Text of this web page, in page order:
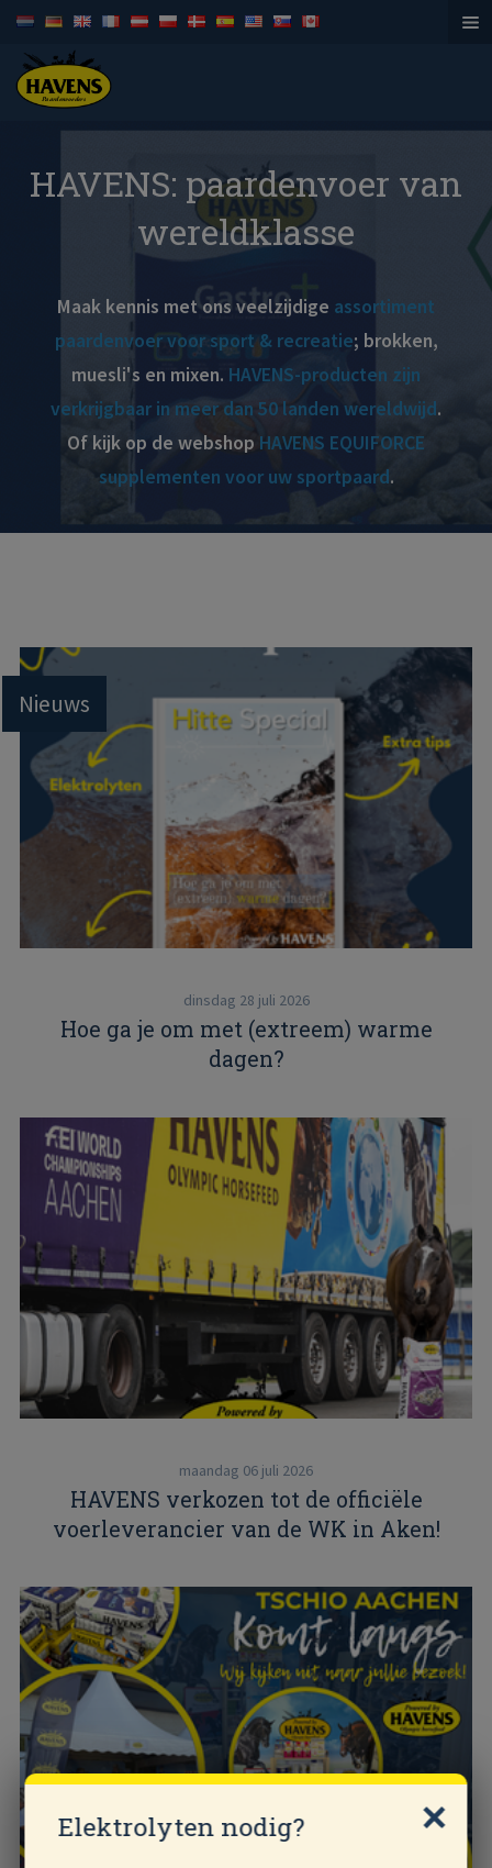
Paardenvoeders
HAVENS: paardenvoer van
wereldklasse
Maak kennis met ons veelzijdige assortiment
paardenvoer voor sport & recreatie; brokken,
muesli's en mixen. HAVENS-producten zijn
verkrijgbaar in meer dan 50 landen wereldwijd.
Of kijk op de webshop HAVENS EQUIFORCE
supplementen voor uw sportpaard.
Nieuws
dinsdag 28 juli 2026
Hoe ga je om met (extreem) warme
dagen?
maandag 06 juli 2026
HAVENS verkozen tot de officiële
voerleverancier van de WK in Aken!
Elektrolyten nodig?